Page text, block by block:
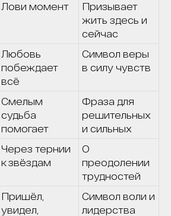
Лови момент
Призывает
жить здесь и
сейчас
Любовь
побеждает
всё
Символ веры
в силу чувств
Смелым
судьба
помогает
Фраза для
решительных
и сильных
Через тернии
к звёздам
О
преодолении
трудностей
Пришёл,
увидел,
Символ воли и
лидерства